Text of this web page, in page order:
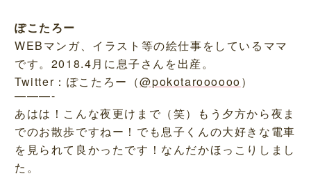
ぽこたろー
WEBマンガ、イラスト等の絵仕事をしているママ
です。2018.4月に息子さんを出産。
Twitter：ぽこたろー（@pokotaroooooo）
———-
あはは！こんな夜更けまで（笑）もう夕方から夜ま
でのお散歩ですねー！でも息子くんの大好きな電車
を見られて良かったです！なんだかほっこりしまし
た。